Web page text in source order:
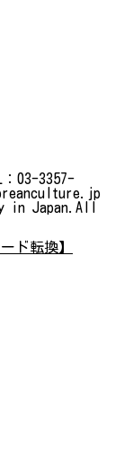
03-3357-
in Japan.All
ド転換】